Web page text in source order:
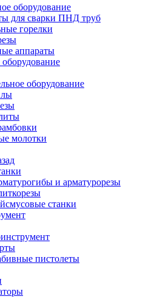
оборудование
для сварки ПНД труб
горелки
аппараты
оборудование
молотки
и арматурорезы
станки
пистолеты